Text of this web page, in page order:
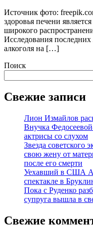
Источник фото:
здоровья печени
широкого
Исследования
алкоголя на […]
Поиск
Свежие записи
Лион Измайлов
Внучка
актрисы со слухом
Звезда советского
свою жену от
после его смерти
Уехавший в США
спектакле в
Пока с Руденко
супруга вышла в
Свежие